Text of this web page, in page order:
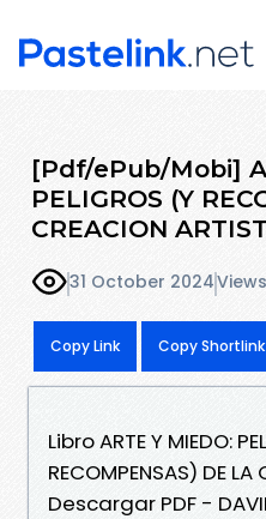
[Pdf/ePub/Mobi]
PELIGROS (Y
CREACION
31 October 2024
Copy Link Copy Shortlink
Libro ARTE Y MIEDO:
RECOMPENSAS) DE
Descargar PDF -